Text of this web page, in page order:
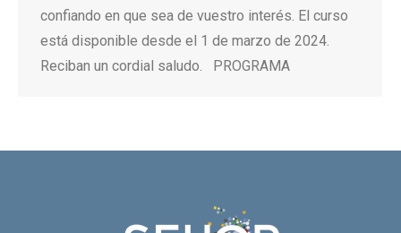
confiando en que sea de vuestro interés. El curso
está disponible desde el 1 de marzo de 2024.
Reciban un cordial saludo. PROGRAMA